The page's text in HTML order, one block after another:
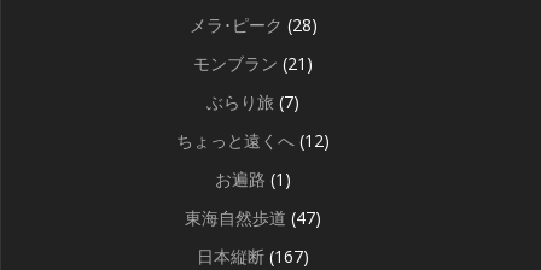
メラ･ピーク (28)
モンブラン (21)
ぶらり旅 (7)
ちょっと遠くへ (12)
お遍路 (1)
東海自然歩道 (47)
日本縦断 (167)